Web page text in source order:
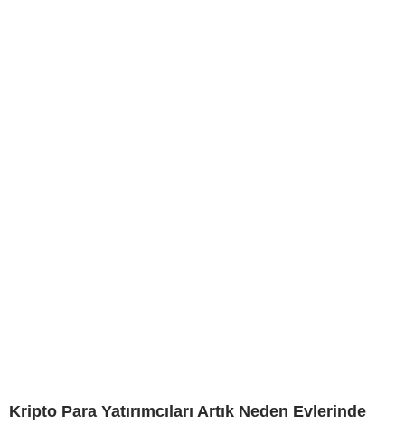
Kripto Para Yatırımcıları Artık Neden Evlerinde